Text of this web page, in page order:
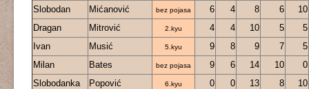
Slobodan
Mićanović bez pojasa 6 4 8 6
10
Dragan
Mitrović 2.kyu 4 4 10 5
5
Ivan
Musić 5.kyu 9 8 9 7
5
Milan
Bates bez pojasa 9 6 14 10
0
Slobodanka
Popović 6.kyu 0 0 13 8
10